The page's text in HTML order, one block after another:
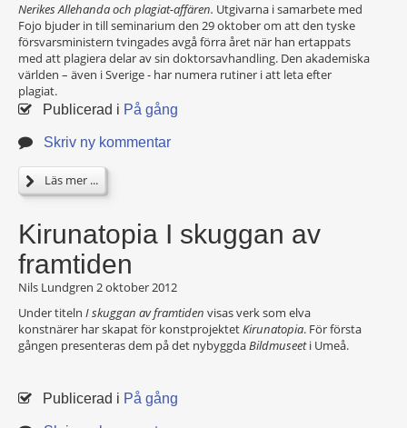
Nerikes Allehanda och plagiat-affären. Utgivarna i samarbete med
Fojo bjuder in till seminarium den 29 oktober om att den tyske
försvarsministern tvingades avgå förra året när han ertappats
med att plagiera delar av sin doktorsavhandling. Den akademiska
världen – även i Sverige - har numera rutiner i att leta efter
plagiat.
Publicerad i På gång
Skriv ny kommentar
Läs mer ...
Kirunatopia I skuggan av
framtiden
Nils Lundgren 2 oktober 2012
Under titeln I skuggan av framtiden visas verk som elva
konstnärer har skapat för konstprojektetKirunatopia. För första
gången presenteras dem på det nybyggdaBildmuseeti Umeå.
Publicerad i På gång